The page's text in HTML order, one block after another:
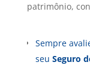
patrimônio,
Sempre
seu Seguro